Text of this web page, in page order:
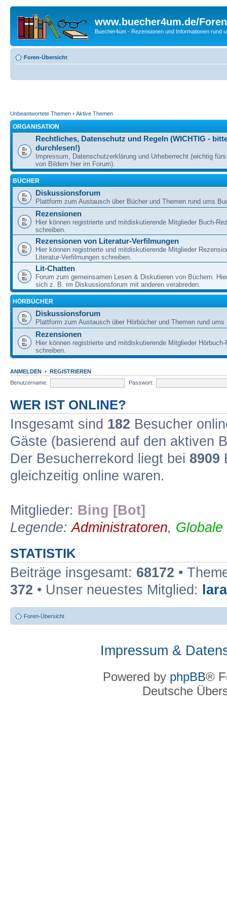
www.buecher4um.de/Foren
Buecher4um - Rezensionen und Informationen rund
Foren-Übersicht
Unbeantwortete Themen • Aktive Themen
ORGANISATION
Rechtliches, Datenschutz und Regeln (WICHTIG -
durchlesen!)
Impressum, Datenschutzerklärung und Urheberrecht (wichtig
von Bildern hier im Forum).
BÜCHER
Diskussionsforum
Plattform zum Austausch über Bücher und Themen rund ums
Rezensionen
Hier können registrierte und mitdiskutierende Mitglieder Buch-
schreiben.
Rezensionen von Literatur-Verfilmungen
Hier können registrierte und mitdiskutierende Mitglieder
Literatur-Verfilmungen schreiben.
Lit-Chatten
Forum zum gemeinsamen Lesen & Diskutieren von Büchern.
sich z. B. im Diskussionsforum mit anderen verabreden.
HÖRBÜCHER
Diskussionsforum
Plattform zum Austausch über Hörbücher und Themen rund ums
Rezensionen
Hier können registrierte und mitdiskutierende Mitglieder Hörbuch-
schreiben.
ANMELDEN • REGISTRIEREN
Benutzername:
Passwort:
WER IST ONLINE?
Insgesamt sind 182 Besucher
Gäste (basierend auf den aktiven
Der Besucherrekord liegt bei 8909
gleichzeitig online waren.
Mitglieder: Bing [Bot]
Legende:Administratoren,
STATISTIK
Beiträge insgesamt: 68172 •
372 • Unser neuestes Mitglied:
Foren-Übersicht
Impressum &
Powered by phpBB®
Deutsche